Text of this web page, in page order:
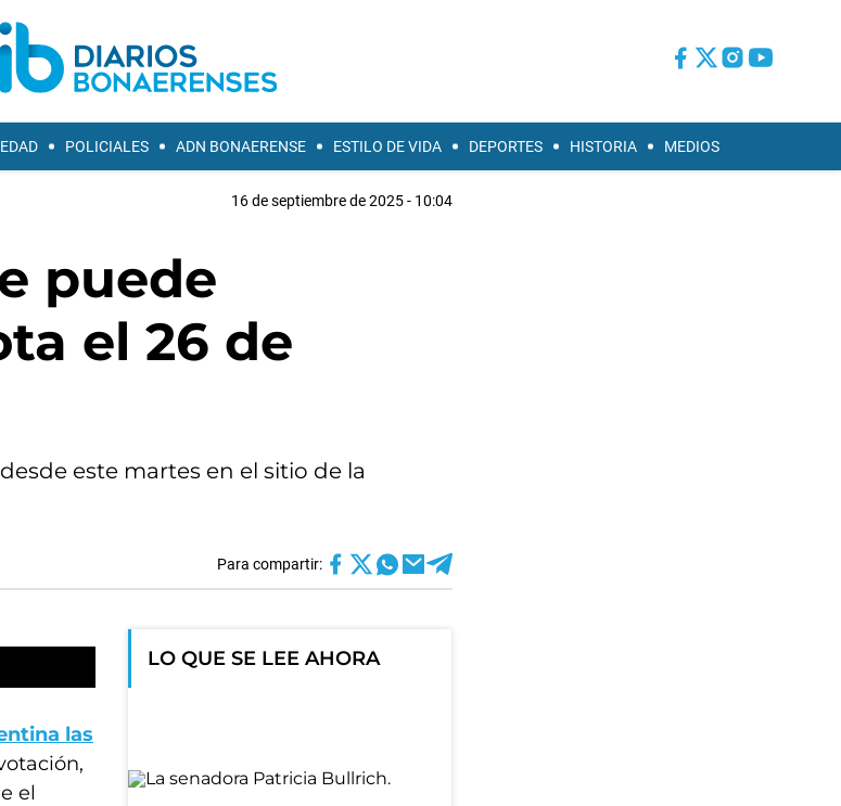
POLICIALES ADN BONAERENSE ESTILO DE VIDA DEPORTES HISTORIA MEDIOS
16 de septiembre de 2025 - 10:04
puede
el 26 de
este martes en el sitio de la
Para compartir:
las
el
LO QUE SE LEE AHORA